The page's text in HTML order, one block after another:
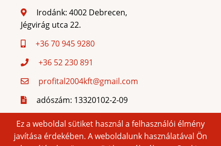
Irodánk: 4002 Debrecen,
Jégvirág utca 22.
+36 70 945 9280
+36 52 230 891
profital2004kft@gmail.com
adószám: 13320102-2-09
cégjegyzékszám: 09-09-
010848
Ez a weboldal sütiket használ a felhasználói élmény
javítása érdekében. A weboldalunk használatával Ön